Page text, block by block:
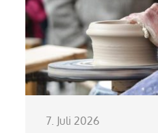
7. Juli 2026